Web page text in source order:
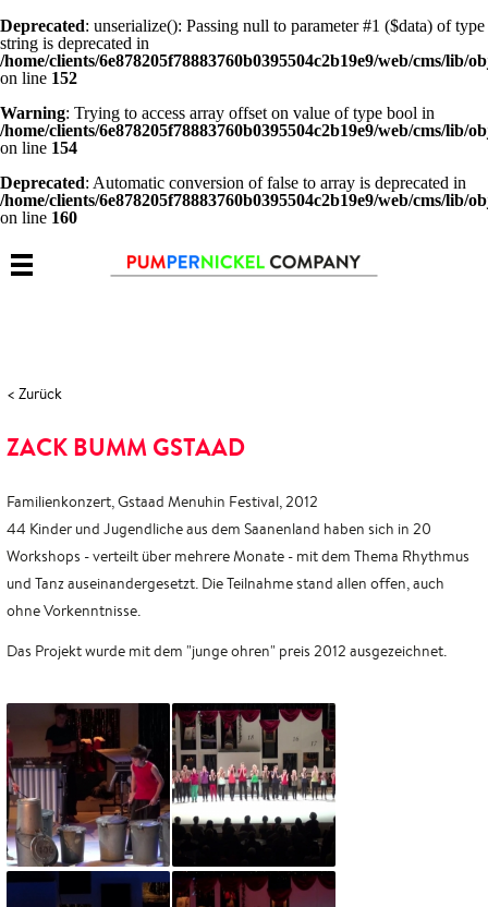
Deprecated: unserialize(): Passing null to parameter #1 ($data) of type
string is deprecated in
/home/clients/6e878205f78883760b0395504c2b19e9/web/cms/lib/
on line 152
Warning: Trying to access array offset on value of type bool in
/home/clients/6e878205f78883760b0395504c2b19e9/web/cms/lib/
on line 154
Deprecated: Automatic conversion of false to array is deprecated in
/home/clients/6e878205f78883760b0395504c2b19e9/web/cms/lib/
on line 160
< Zurück
ZACK BUMM GSTAAD
Familienkonzert, Gstaad Menuhin Festival, 2012
44 Kinder und Jugendliche aus dem Saanenland haben sich in 20
Workshops - verteilt über mehrere Monate - mit dem Thema Rhythmus
und Tanz auseinandergesetzt. Die Teilnahme stand allen offen, auch
ohne Vorkenntnisse.
Das Projekt wurde mit dem "junge ohren" preis 2012 ausgezeichnet.